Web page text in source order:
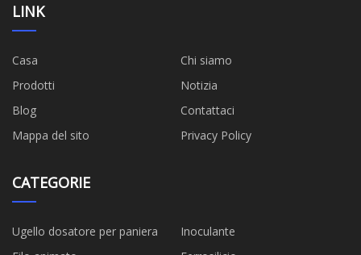
LINK
Casa
Chi siamo
Prodotti
Notizia
Blog
Contattaci
Mappa del sito
Privacy Policy
CATEGORIE
Ugello dosatore per paniera
Inoculante